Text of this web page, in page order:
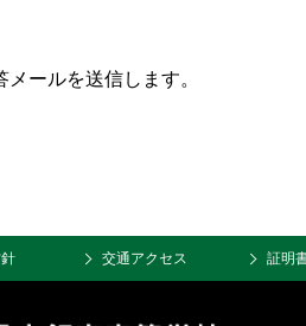
ールを送信します。
交通アクセス 証明